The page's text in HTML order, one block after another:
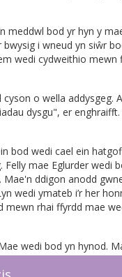
bod yr hyn y
i wneud yn siŵr
wedi cydweithio
o wella addysgeg.
dysgu", er
bod wedi cael ein
mae Eglurder wedi
ddigon anodd
wedi ymateb i’r her
rhai ffyrdd mae
wedi bod yn hynod.
helpu i symud hyd yn